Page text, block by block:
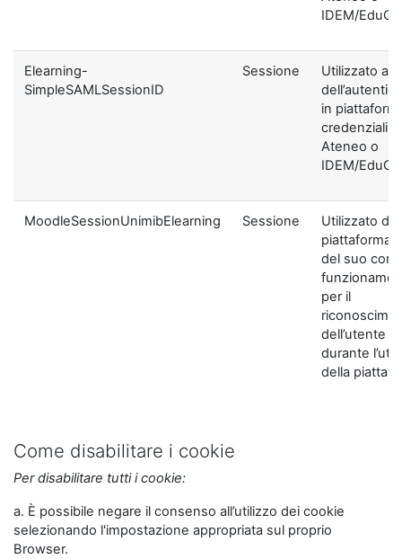
IDEM/
Elearning-
SimpleSAMLSessionID
Sessione
Utilizzato ai
in
credenziali di
Ateneo o
IDEM/
MoodleSessionUnimibElearning Sessione
Utilizzato
piattaforma
del suo
per il
dell’utente
durante
della
Come disabilitare i cookie
Per disabilitare tutti i cookie:
a. È possibile negare il consenso all’utilizzo dei cookie
selezionando l'impostazione appropriata sul proprio
Browser.